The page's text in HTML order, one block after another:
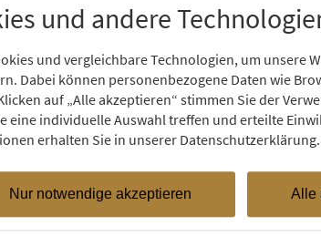
Panorama-
und andere
und vergleichbare Technologien, um unsere
Dabei können personenbezogene Daten wie
auf „Alle akzeptieren“ stimmen Sie der
eine individuelle Auswahl treffen und erteilte
erhalten Sie in unserer Datenschutzerklärung.
Alle
Nur notwendige akzeptieren